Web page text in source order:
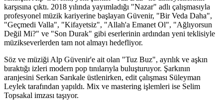
karşısına çıktı. 2018 yılında yayımladığı "Nazar" adlı çalışmasıyla
profesyonel müzik kariyerine başlayan Güvenir, "Bir Veda Daha",
"Geçmedi Valla", "Kifayetsiz", "Allah'a Emanet Ol", "Ağlıyorsun
Değil Mi?" ve "Son Durak" gibi eserlerinin ardından yeni teklisiyle
müzikseverlerden tam not almayı hedefliyor.
Söz ve müziği Alp Güvenir'e ait olan "Tuz Buz", ayrılık ve aşkın
bıraktığı izleri modern pop tınılarıyla buluşturuyor. Şarkının
aranjesini Serkan Sarıkale üstlenirken, edit çalışması Süleyman
Leylek tarafından yapıldı. Mix ve mastering işlemleri ise Selim
Topsakal imzası taşıyor.